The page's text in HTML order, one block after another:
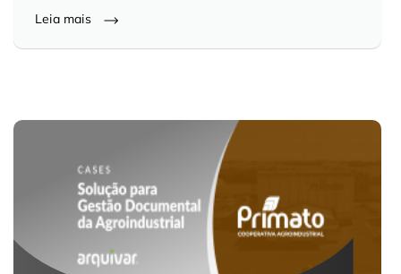
Leia mais